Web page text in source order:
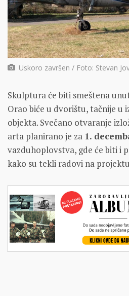
Uskoro završen / Foto: Stevan
Skulptura će biti smeštena
Orao biće u dvorištu, tačnije u
objekta. Svečano otvaranje
arta planirano je za 1.
vazduhoplovstva, gde će biti i
kako su tekli radovi na